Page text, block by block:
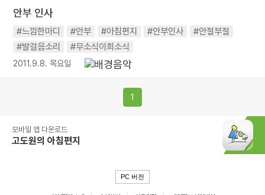
안부 인사
#느낌한마디 #안부 #아침편지 #안부인사
#안절부절
#발걸음소리
#무소식이희소식
2011.9.8. 목요일
1
모바일 앱 다운로드
고도원의 아침편지
PC 버전